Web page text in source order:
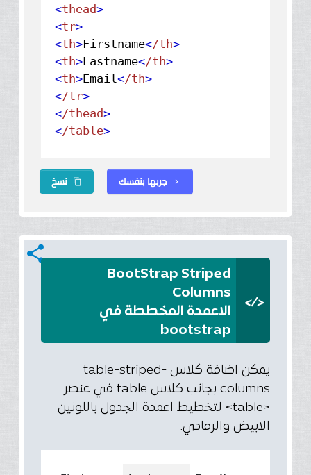
<thead>
<tr>
<th>Firstname</th>
<th>Lastname</th>
<th>Email</th>
</tr>
</thead>
</table>
نسخ content_copy جربها بنفسك chevron_right
share
</>
BootStrap Striped
Columns
الاعمدة المخططة في
bootstrap
يمكن اضافة كلاس table-striped-
columns بجانب كلاس table في عنصر
<table> لتخطيط اعمدة الجدول باللونين
الابيض والرمادي.